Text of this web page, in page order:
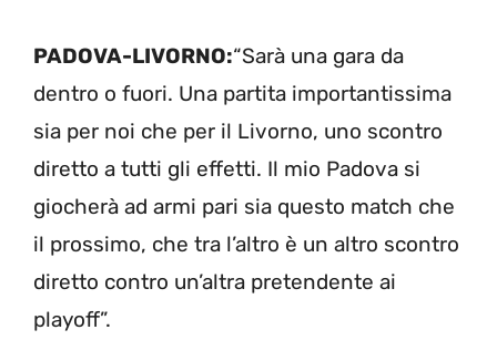
PADOVA-LIVORNO:“Sarà una gara da
dentro o fuori. Una partita importantissima
sia per noi che per il Livorno, uno scontro
diretto a tutti gli effetti. Il mio Padova si
giocherà ad armi pari sia questo match che
il prossimo, che tra l’altro è un altro scontro
diretto contro un’altra pretendente ai
playoff”.